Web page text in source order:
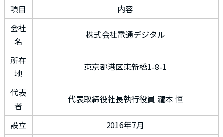
項目
内容
会社
名
株式会社電通デジタル
所在
地
東京都港区東新橋1-8-1
代表
者
代表取締役社長執行役員 瀧本 恒
設立
2016年7月